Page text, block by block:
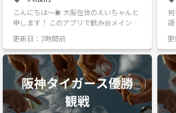
こんにちは〜☀️ 大阪在住のえいちゃんと
申します！ このアプリで飲み会メインで
活動をしているサークルに入ろうと思い
ましたが、なかったので今回作ります！
⚪︎目的 たくさんの人を集めるグループで
はなく、20～30代で少数精鋭で、長く付
き合える友達を探すために作りました。
⚪︎活動内容 大阪市内の安くて美味い居酒
屋を開拓🏮 ⚪︎活動場所 大阪市内の居酒
屋 (主に梅田、天満、福島、本町、肥後橋
更新日：3時間前
☆